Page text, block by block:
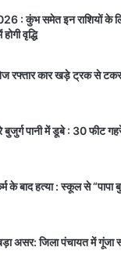
: कुंभ समेत इन राशियों के
वृद्धि
रफ्तार कार खड़े ट्रक से
बुजुर्ग पानी में डूबे : 30 फीट
के बाद हत्या : स्कूल से “पापा
असर: जिला पंचायत में गूंजा